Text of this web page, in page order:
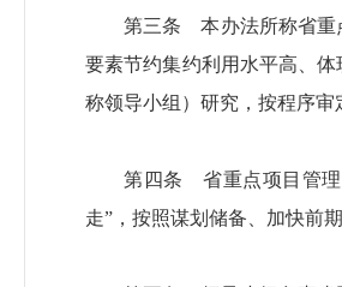
第三条 本办法所称省重
要素节约集约利用水平高、
称领导小组）研究，按程序审
第四条 省重点项目管理
走”，按照谋划储备、加快前